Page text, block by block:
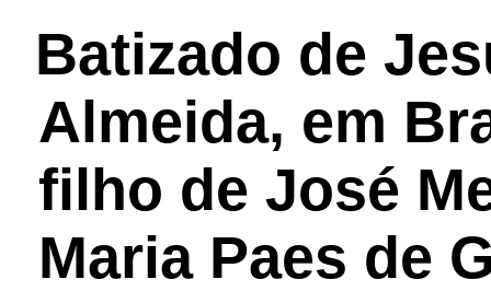
Batizado de
Almeida, em
filho de José
Maria Paes de